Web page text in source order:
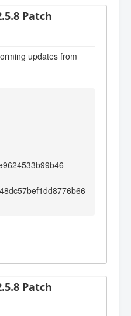
Patch
updates from
Patch